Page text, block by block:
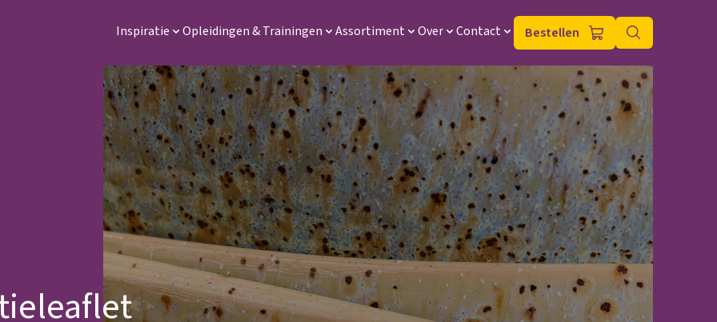
Inspiratie Opleidingen & Trainingen Assortiment Over Contact Bestellen